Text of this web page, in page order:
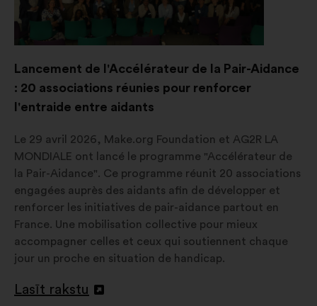
Lancement de l'Accélérateur de la Pair-Aidance
: 20 associations réunies pour renforcer
l'entraide entre aidants
Le 29 avril 2026, Make.org Foundation et AG2R LA
MONDIALE ont lancé le programme "Accélérateur de
la Pair-Aidance". Ce programme réunit 20 associations
engagées auprès des aidants afin de développer et
renforcer les initiatives de pair-aidance partout en
France. Une mobilisation collective pour mieux
accompagner celles et ceux qui soutiennent chaque
jour un proche en situation de handicap.
Lasīt rakstu
Atvērt